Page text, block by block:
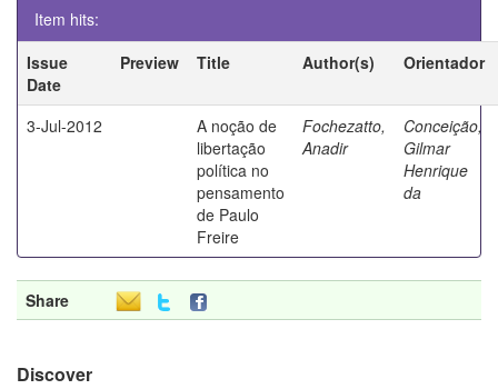
Item hits:
Issue
Date
Preview Title Author(s) Orientador
3-Jul-2012
A noção de
libertação
política no
pensamento
de Paulo
Freire
Fochezatto,
Anadir
Conceição,
Gilmar
Henrique
da
Share
Discover